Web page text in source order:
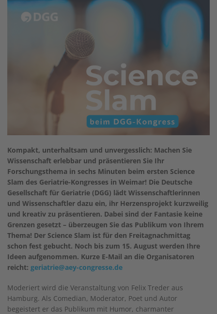
Kompakt, unterhaltsam und unvergesslich: Machen Sie
Wissenschaft erlebbar und präsentieren Sie Ihr
Forschungsthema in sechs Minuten beim ersten Science
Slam des Geriatrie-Kongresses in Weimar! Die Deutsche
Gesellschaft für Geriatrie (DGG) lädt Wissenschaftlerinnen
und Wissenschaftler dazu ein, ihr Herzensprojekt kurzweilig
und kreativ zu präsentieren. Dabei sind der Fantasie keine
Grenzen gesetzt – überzeugen Sie das Publikum von Ihrem
Thema! Der Science Slam ist für den Freitagnachmittag
schon fest gebucht. Noch bis zum 15. August werden Ihre
Ideen aufgenommen. Kurze E-Mail an die Organisatoren
reicht: geriatrie@aey-congresse.de
Moderiert wird die Veranstaltung von Felix Treder aus
Hamburg. Als Comedian, Moderator, Poet und Autor
begeistert er das Publikum mit Humor, charmanter